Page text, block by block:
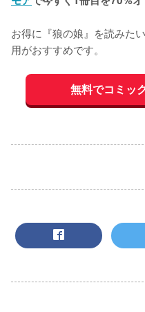
お得に『狼の娘』を読みたい
用がおすすめです。
無料でコミッ